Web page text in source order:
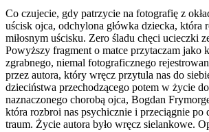
Co czujecie, gdy patrzycie na fotografię z
uścisk ojca, odchylona główka dziecka, która
miłosnym uścisku. Zero śladu chęci ucieczki
Powyższy fragment o matce przytaczam jako
zgrabnego, niemal fotograficznego
przez autora, który wręcz przytula nas do
dzieciństwa przechodzącego potem w życie
naznaczonego chorobą ojca, Bogdan
która rozbroi nas psychicznie i przeciągnie po
traum. Życie autora było wręcz sielankowe.